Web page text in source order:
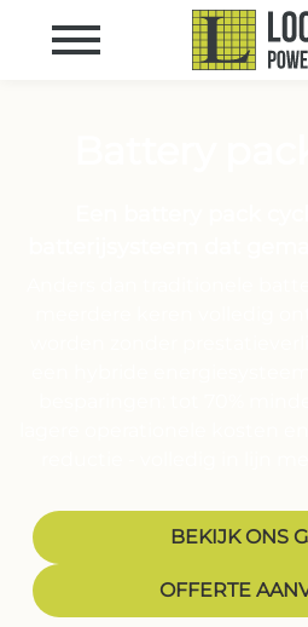
BEKIJK ONS
OFFERTE